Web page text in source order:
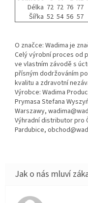
Délka 72 72 76 77
Šířka 52 54 56 57
O značce: Wadima je
Celý výrobní proces od
ve vlastním závodě s
přísným dodržováním
kvalitu a zdravotní
Výrobce: Wadima
Prymasa Stefana
Warszawy,
Výhradní distributor pro
Pardubice,